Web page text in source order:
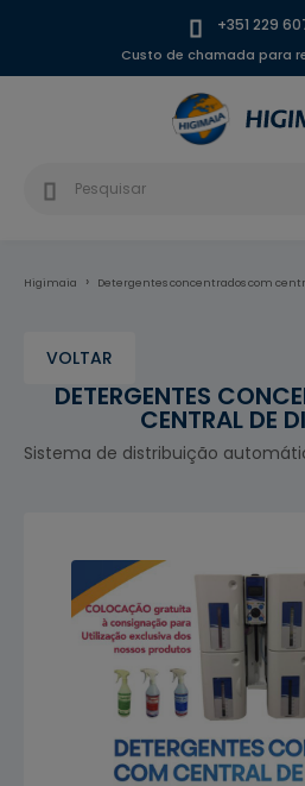
+351 229
Custo de chamada para
Higimaia Detergentes concentrados com
VOLTAR
DETERGENTES
CENTRAL DE
Sistema de distribuição